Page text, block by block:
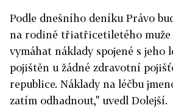
Podle dnešního deníku Právo
na rodině třiatřicetiletého muže
vymáhat náklady spojené s jeho
pojištěn u žádné zdravotní
republice. Náklady na léčbu
zatím odhadnout," uvedl Dolejší.